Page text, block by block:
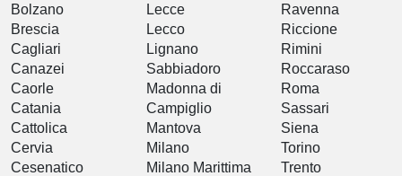
Bolzano
Brescia
Cagliari
Canazei
Caorle
Catania
Cattolica
Cervia
Cesenatico
Lecce
Lecco
Lignano
Sabbiadoro
Madonna di
Campiglio
Mantova
Milano
Milano Marittima
Ravenna
Riccione
Rimini
Roccaraso
Roma
Sassari
Siena
Torino
Trento